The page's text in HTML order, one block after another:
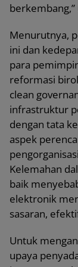
Menurutnya,
ini dan
para
reformasi
clean
infrastruktur
dengan tata
aspek
Kelemahan
baik
elektronik
sasaran,
Untuk
upaya